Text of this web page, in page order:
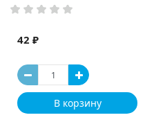
42 ₽
В корзину